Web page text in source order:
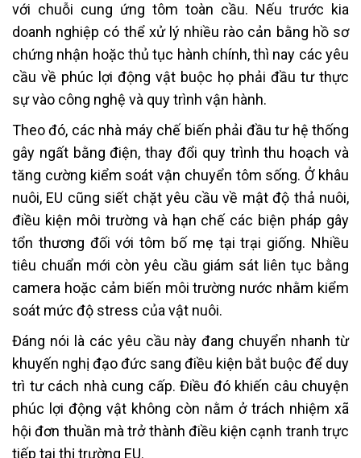
với chuỗi cung ứng tôm toàn cầu. Nếu trước kia
doanh nghiệp có thể xử lý nhiều rào cản bằng hồ sơ
chứng nhận hoặc thủ tục hành chính, thì nay các yêu
cầu về phúc lợi động vật buộc họ phải đầu tư thực
sự vào công nghệ và quy trình vận hành.
Theo đó, các nhà máy chế biến phải đầu tư hệ thống
gây ngất bằng điện, thay đổi quy trình thu hoạch và
tăng cường kiểm soát vận chuyển tôm sống. Ở khâu
nuôi, EU cũng siết chặt yêu cầu về mật độ thả nuôi,
điều kiện môi trường và hạn chế các biện pháp gây
tổn thương đối với tôm bố mẹ tại trại giống. Nhiều
tiêu chuẩn mới còn yêu cầu giám sát liên tục bằng
camera hoặc cảm biến môi trường nước nhằm kiểm
soát mức độ stress của vật nuôi.
Đáng nói là các yêu cầu này đang chuyển nhanh từ
khuyến nghị đạo đức sang điều kiện bắt buộc để duy
trì tư cách nhà cung cấp. Điều đó khiến câu chuyện
phúc lợi động vật không còn nằm ở trách nhiệm xã
hội đơn thuần mà trở thành điều kiện cạnh tranh trực
tiếp tại thị trường EU.